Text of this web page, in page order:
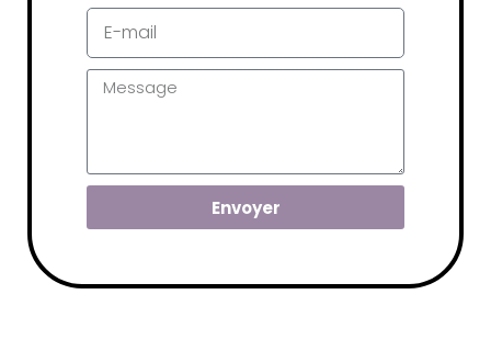
Envoyer